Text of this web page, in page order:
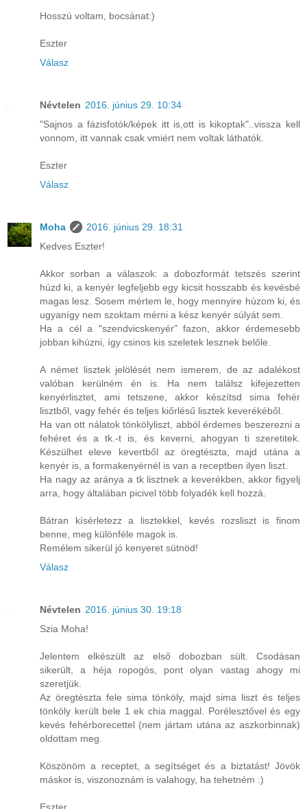
Hosszú voltam, bocsánat:)
Eszter
Válasz
Névtelen 2016. június 29. 10:34
"Sajnos a fázisfotók/képek itt is,ott is kikoptak"..vissza kell
vonnom, itt vannak csak vmiért nem voltak láthatók.
Eszter
Válasz
Moha
2016. június 29. 18:31
Kedves Eszter!
Akkor sorban a válaszok: a dobozformát tetszés szerint
húzd ki, a kenyér legfeljebb egy kicsit hosszabb és kevésbé
magas lesz. Sosem mértem le, hogy mennyire húzom ki, és
ugyanígy nem szoktam mérni a kész kenyér súlyát sem.
Ha a cél a "szendvicskenyér" fazon, akkor érdemesebb
jobban kihúzni, így csinos kis szeletek lesznek belőle.
A német lisztek jelölését nem ismerem, de az adalékost
valóban kerülném én is. Ha nem találsz kifejezetten
kenyérlisztet, ami tetszene, akkor készítsd sima fehér
lisztből, vagy fehér és teljes kiőrlésű lisztek keverékéből.
Ha van ott nálatok tönkölyliszt, abból érdemes beszerezni a
fehéret és a tk.-t is, és keverni, ahogyan ti szeretitek.
Készülhet eleve kevertből az öregtészta, majd utána a
kenyér is, a formakenyérnél is van a receptben ilyen liszt.
Ha nagy az aránya a tk lisztnek a keverékben, akkor figyelj
arra, hogy általában picivel több folyadék kell hozzá.
Bátran kísérletezz a lisztekkel, kevés rozsliszt is finom
benne, meg különféle magok is.
Remélem sikerül jó kenyeret sütnöd!
Válasz
Névtelen 2016. június 30. 19:18
Szia Moha!
Jelentem elkészült az első dobozban sült. Csodásan
sikerült, a héja ropogós, pont olyan vastag ahogy mi
szeretjük.
Az öregtészta fele sima tönköly, majd sima liszt és teljes
tönköly került bele 1 ek chia maggal. Porélesztővel és egy
kevés fehérborecettel (nem jártam utána az aszkorbinnak)
oldottam meg.
Köszönöm a receptet, a segítséget és a biztatást! Jövök
máskor is, viszonoznám is valahogy, ha tehetném :)